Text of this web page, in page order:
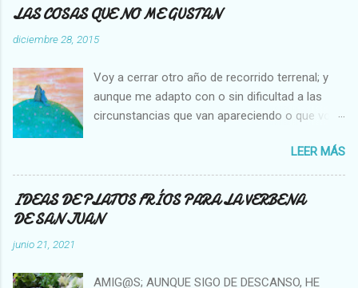
c
a
r
n
c
o
m
e
n
i
o
LAS COSAS QUE NO ME GUSTAN
diciembre 28, 2015
Voy a cerrar otro año de recorrido terrenal; y
aunque me adapto con o sin dificultad a las
circunstancias que van apareciendo o que voy
es decir que para mi son inamovibles, y os voy
a contar cuales son: NO ME GUSTA VER A UNA
MOSCA O UNA ABEJA DENTRO DE MI CASA, Y
NO SOPORTO MATARLAS. NO ME GUSTA QUE
LEER MÁS
IDEAS DE PLATOS FRÍOS PARA LA VERBENA
DE SAN JUAN
junio 21, 2021
AMIG@S; AUNQUE SIGO DE DESCANSO, HE